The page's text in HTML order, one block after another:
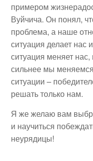
примером
Вуйчича. Он понял,
проблема, а наше
ситуация делает нас
ситуация меняет
сильнее мы
ситуации –
решать только нам.
Я же желаю вам
и научиться
неурядицы!